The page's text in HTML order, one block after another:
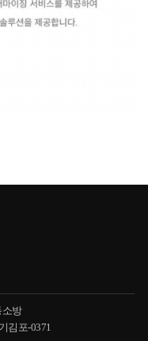
소방
김포-0371